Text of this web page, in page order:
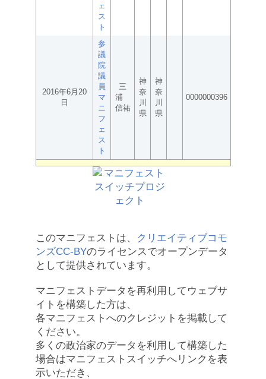
ェ
ス
ト
2016年6月20
日
参
議
院
議
員
マ
ニ
フ
ェ
ス
ト
三
浦
信祐
神
奈
川
県
神
奈
川
県
0000000396
このマニフェストは、
クリエイティブコモ
ンズCC-BYのライセンスでオープンデータ
として提供されています。
マニフェストデータを再利用してウェブサ
イトを構築した方は、
各マニフェストへのクレジットを掲載して
ください。
多くの政治家のデータを利用して構築した
場合はマニフェストスイッチへリンクを表
示いただき、